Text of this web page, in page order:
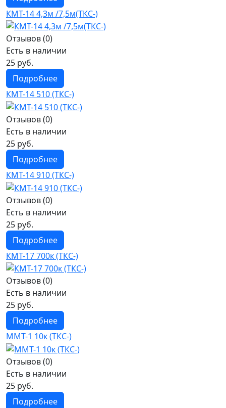
КМТ-14 4,3м /7,5м(ТКС-)
Отзывов (0)
Есть в наличии
25 руб.
Подробнее
КМТ-14 510 (ТКС-)
Отзывов (0)
Есть в наличии
25 руб.
Подробнее
КМТ-14 910 (ТКС-)
Отзывов (0)
Есть в наличии
25 руб.
Подробнее
КМТ-17 700к (ТКС-)
Отзывов (0)
Есть в наличии
25 руб.
Подробнее
ММТ-1 10к (ТКС-)
Отзывов (0)
Есть в наличии
25 руб.
Подробнее